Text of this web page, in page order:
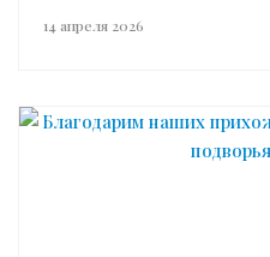
14 апреля 2026